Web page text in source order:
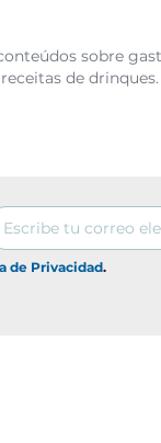
sobre
de
de Privacidad.